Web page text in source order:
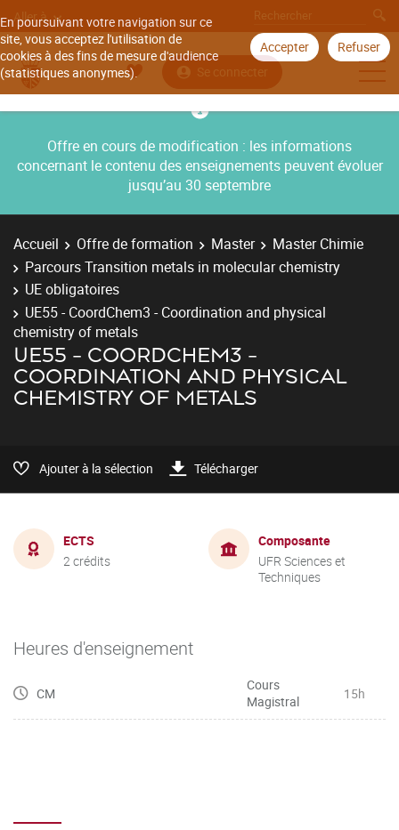
En poursuivant votre navigation sur ce
site, vous acceptez l'utilisation de
cookies à des fins de mesure d'audience
(statistiques anonymes).
Accepter Refuser
Aller à
Se connecter
Offre en cours de modification : les informations
concernant le contenu des enseignements peuvent évoluer
jusqu’au 30 septembre
Accueil Offre de formation Master
Master Chimie
Parcours Transition metals in molecular chemistry
UE obligatoires
UE55 - CoordChem3 - Coordination and physical
chemistry of metals
UE55 - COORDCHEM3 -
COORDINATION AND PHYSICAL
CHEMISTRY OF METALS
Ajouter à la sélection Télécharger
ECTS
2 crédits
Composante
UFR Sciences et
Techniques
Heures d'enseignement
CM
Cours
Magistral
15h